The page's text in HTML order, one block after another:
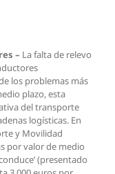
– La falta de relevo
los problemas más
plazo, esta
del transporte
logísticas. En
y Movilidad
por valor de medio
(presentado